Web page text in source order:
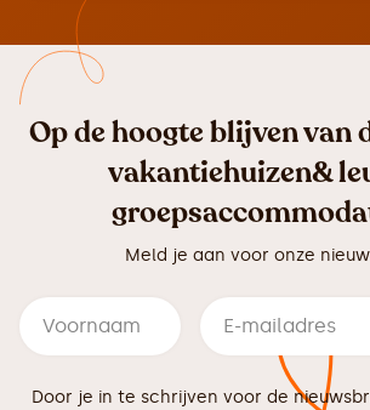
Op de hoogte blijven van
vakantiehuizen&
Meld je aan voor onze
Door je in te schrijven voor de